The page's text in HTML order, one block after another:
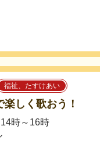
福祉、たすけあい
しく歌おう！
時～16時